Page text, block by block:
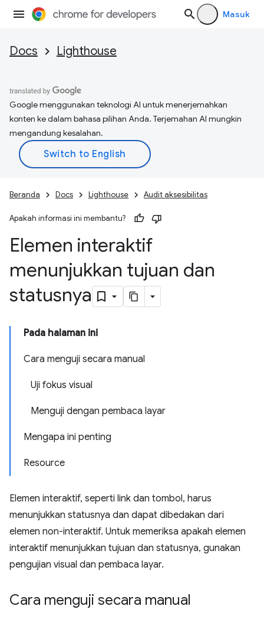
Masuk
Docs Lighthouse
Google menggunakan teknologi AI untuk menerjemahkan
konten ke dalam bahasa pilihan Anda. Terjemahan AI mungkin
mengandung kesalahan.
Beranda Docs Lighthouse Audit aksesibilitas
Apakah informasi ini membantu?
Elemen interaktif
menunjukkan tujuan dan
statusnya
Pada halaman ini
Cara menguji secara manual
Uji fokus visual
Menguji dengan pembaca layar
Mengapa ini penting
Resource
Elemen interaktif, seperti link dan tombol, harus
menunjukkan statusnya dan dapat dibedakan dari
elemen non-interaktif. Untuk memeriksa apakah elemen
interaktif menunjukkan tujuan dan statusnya, gunakan
pengujian visual dan pembaca layar.
Cara menguji secara manual